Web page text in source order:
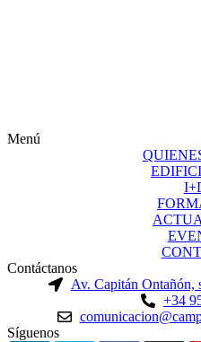
Menú
Contáctanos
Av. Capitán Ontañón,
+34
Síguenos